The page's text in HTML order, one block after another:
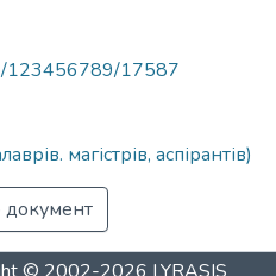
123456789/17587
магістрів, аспірантів)
документ